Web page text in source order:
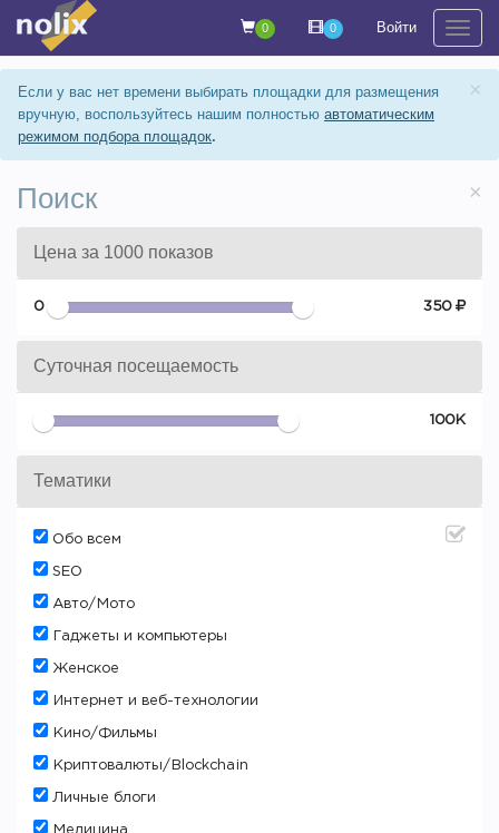
0 0 Войти
×
Если у вас нет времени выбирать площадки для размещения
вручную, воспользуйтесь нашим полностью автоматическим
режимом подбора площадок.
×
Поиск
Цена за 1000 показов
0 350
Суточная посещаемость
100К
Тематики
Oбо всем
SEO
Авто/Мото
Гаджеты и компьютеры
Женское
Интернет и веб-технологии
Кино/Фильмы
Криптовалюты/Blockchain
Личные блоги